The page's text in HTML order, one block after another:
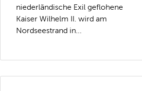
niederländische Exil geflohene
Kaiser Wilhelm II. wird am
Nordseestrand in...